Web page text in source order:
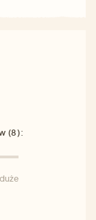
(8):